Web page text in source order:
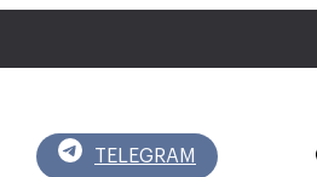
TELEGRAM